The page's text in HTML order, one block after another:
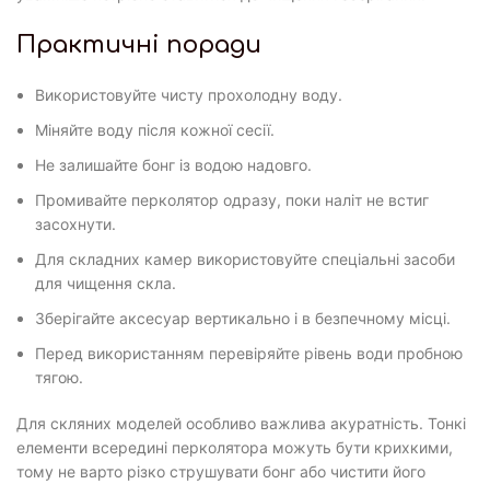
Практичні поради
Використовуйте чисту прохолодну воду.
Міняйте воду після кожної сесії.
Не залишайте бонг із водою надовго.
Промивайте перколятор одразу, поки наліт не встиг
засохнути.
Для складних камер використовуйте спеціальні засоби
для чищення скла.
Зберігайте аксесуар вертикально і в безпечному місці.
Перед використанням перевіряйте рівень води пробною
тягою.
Для скляних моделей особливо важлива акуратність. Тонкі
елементи всередині перколятора можуть бути крихкими,
тому не варто різко струшувати бонг або чистити його